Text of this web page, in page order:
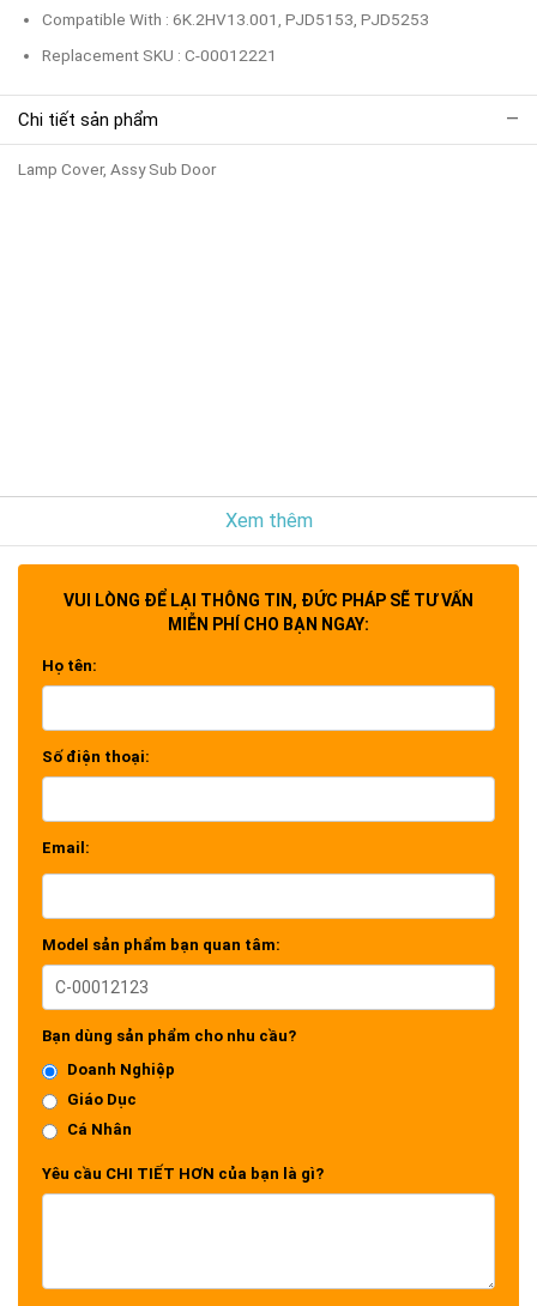
Compatible With : 6K.2HV13.001, PJD5153, PJD5253
Replacement SKU : C-00012221
Chi tiết sản phẩm
Lamp Cover, Assy Sub Door
Xem thêm
VUI LÒNG ĐỂ LẠI THÔNG TIN, ĐỨC PHÁP SẼ TƯ VẤN
MIỄN PHÍ CHO BẠN NGAY:
Họ tên:
Số điện thoại:
Email:
Model sản phẩm bạn quan tâm:
Bạn dùng sản phẩm cho nhu cầu?
Doanh Nghiệp
Giáo Dục
Cá Nhân
Yêu cầu CHI TIẾT HƠN của bạn là gì?